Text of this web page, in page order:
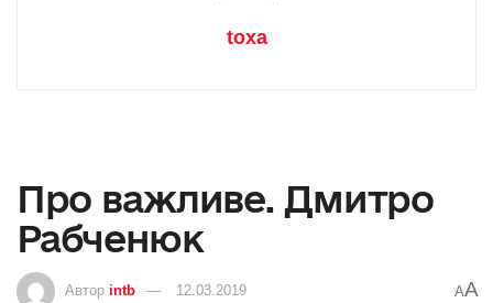
toxa
Про важливе. Дмитро
Рабченюк
Автор intb 12.03.2019 AA